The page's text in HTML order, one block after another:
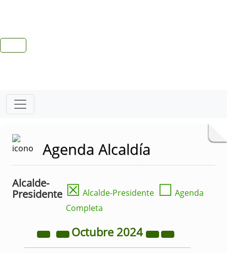
Agenda Alcaldía
Alcalde-
Presidente ☒ Alcalde-Presidente ☐ Agenda
Completa
Octubre 2024